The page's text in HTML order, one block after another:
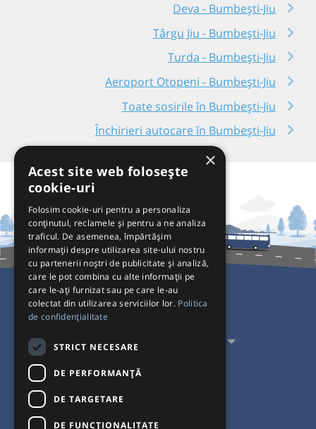
Deva - Bumbești-Jiu
Târgu Jiu - Bumbești-Jiu
Turda - Bumbești-Jiu
Aeroport Otopeni - Bumbești-Jiu
Toate sosirile în Bumbești-Jiu
Închirieri autocare în Bumbești-Jiu
Pentru Călători
Pentru Transportatori
Interacționăm
Acceptăm plăți cu
×
Acest site web folosește
cookie-uri
Folosim cookie-uri pentru a personaliza
conținutul, reclamele și pentru a ne analiza
traficul. De asemenea, împărtășim
informații despre utilizarea site-ului nostru
cu partenerii noștri de publicitate și analiză,
care le pot combina cu alte informații pe
care le-ați furnizat sau pe care le-au
colectat din utilizarea serviciilor lor. Politica
de confidențialitate
STRICT NECESARE
DE PERFORMANȚĂ
DE TARGETARE
DE FUNCŢIONALITATE